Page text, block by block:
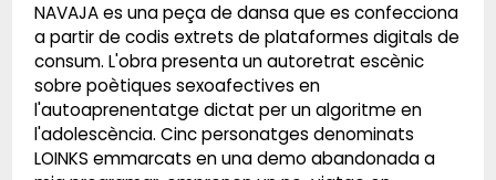
NAVAJA es una peça de dansa que es confecciona
a partir de codis extrets de plataformes digitals de
consum. L'obra presenta un autoretrat escènic
sobre poètiques sexoafectives en
l'autoaprenentatge dictat per un algoritme en
l'adolescència. Cinc personatges denominats
LOINKS emmarcats en una demo abandonada a